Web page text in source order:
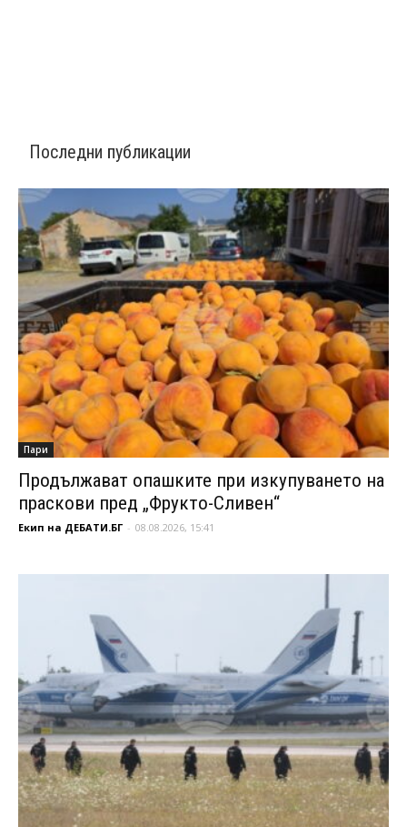
Последни публикации
Пари
Продължават опашките при изкупуването на
праскови пред „Фрукто-Сливен“
Екип на ДЕБАТИ.БГ - 08.08.2026, 15:41